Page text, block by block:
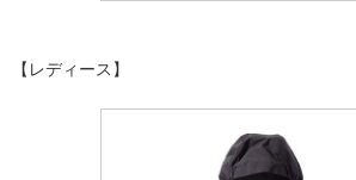
【レディース】